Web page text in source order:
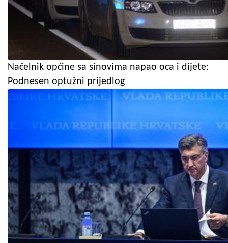
Načelnik općine sa sinovima napao oca i dijete:
Podnesen optužni prijedlog